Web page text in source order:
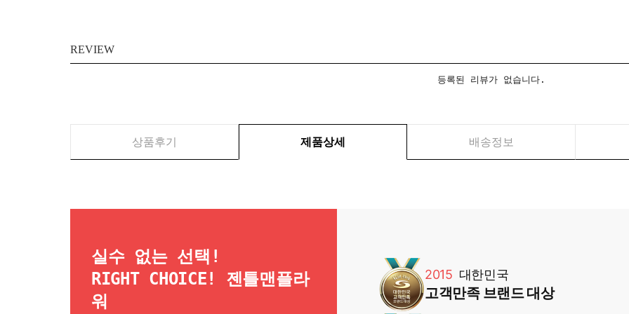
REVIEW
등록된 리뷰가 없습니다.
상품후기 제품상세 배송정보
실수 없는 선택!
RIGHT CHOICE! 젠틀맨플라
워
2015 대한민국
고객만족 브랜드 대상